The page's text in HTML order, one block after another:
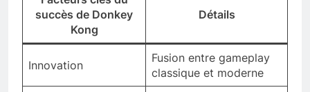
succès de Donkey
Kong
Détails
Innovation
Fusion entre gameplay
classique et moderne